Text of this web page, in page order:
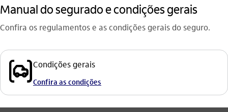
Manual do segurado e condições gerais
Confira os regulamentos e as condições gerais do seguro.
seguro_auto_outlineCondições gerais
Confira as condições